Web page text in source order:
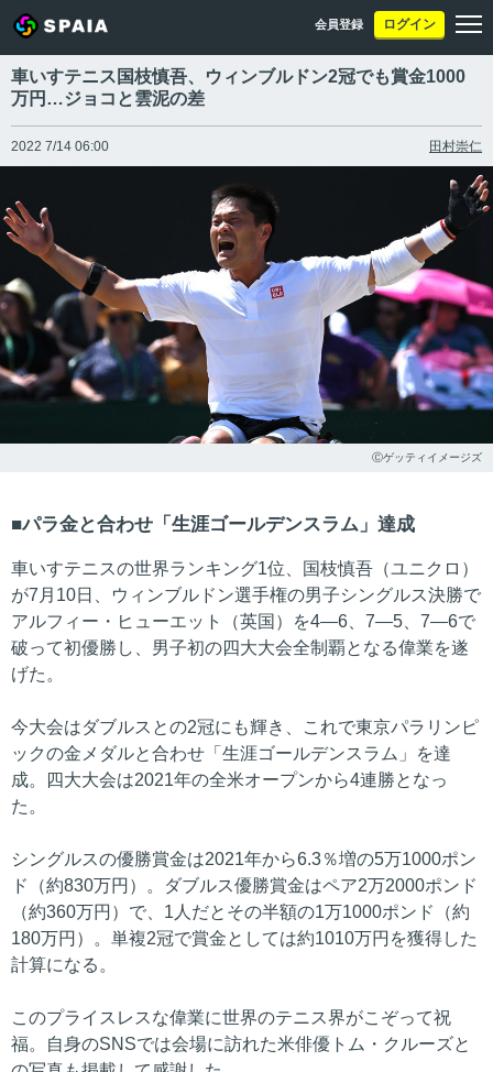
会員登録 ログイン
車いすテニス国枝慎吾、ウィンブルドン2冠でも賞金1000
万円…ジョコと雲泥の差
2022 7/14 06:00 田村崇仁
Ⓒゲッティイメージズ
パラ金と合わせ「生涯ゴールデンスラム」達成
車いすテニスの世界ランキング1位、国枝慎吾（ユニクロ）
が7月10日、ウィンブルドン選手権の男子シングルス決勝で
アルフィー・ヒューエット（英国）を4―6、7―5、7―6で
破って初優勝し、男子初の四大大会全制覇となる偉業を遂
げた。
今大会はダブルスとの2冠にも輝き、これで東京パラリンピ
ックの金メダルと合わせ「生涯ゴールデンスラム」を達
成。四大大会は2021年の全米オープンから4連勝となっ
た。
シングルスの優勝賞金は2021年から6.3％増の5万1000ポン
ド（約830万円）。ダブルス優勝賞金はペア2万2000ポンド
（約360万円）で、1人だとその半額の1万1000ポンド（約
180万円）。単複2冠で賞金としては約1010万円を獲得した
計算になる。
このプライスレスな偉業に世界のテニス界がこぞって祝
福。自身のSNSでは会場に訪れた米俳優トム・クルーズと